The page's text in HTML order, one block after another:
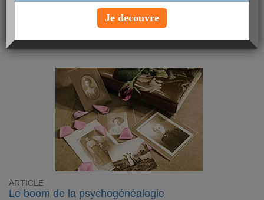
personnalité, dont le fameux MBTI via un test psychotechnique.
ARTICLE
Le boom de la psychogénéalogie
Je decouvre